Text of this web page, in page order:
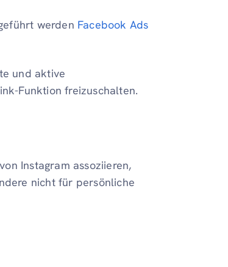
werden Facebook Ads
und aktive
Funktion freizuschalten.
Instagram assoziieren,
nicht für persönliche